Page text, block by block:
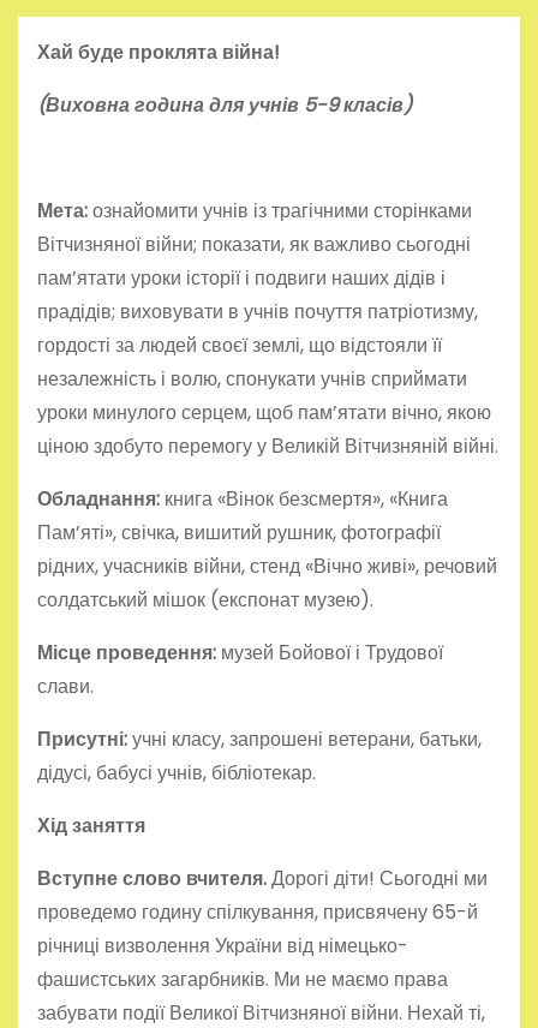
Хай буде проклята війна!
(Виховна година для учнів 5-9 класів)
Мета:ознайомити учнів із трагічними сторінками
Вітчизняної війни; показати, як важливо сьогодні
пам’ятати уроки історії і подвиги наших дідів і
прадідів; виховувати в учнів почуття патріотизму,
гордості за людей своєї землі, що відстояли її
незалежність і волю, спонукати учнів сприймати
уроки минулого серцем, щоб пам’ятати вічно, якою
ціною здобуто перемогу у Великій Вітчизняній війні.
Обладнання: книга «Вінок безсмертя», «Книга
Пам’яті», свічка, вишитий рушник, фотографії
рідних, учасників війни, стенд «Вічно живі», речовий
солдатський мішок (експонат музею).
Місце проведення: музей Бойової і Трудової
слави.
Присутні:учні класу, запрошені ветерани, батьки,
дідусі, бабусі учнів, бібліотекар.
Хід заняття
Вступне слово вчителя.Дорогі діти! Сьогодні ми
проведемо годину спілкування, присвячену 65-й
річниці визволення України від німецько-
фашистських загарбників. Ми не маємо права
забувати події Великої Вітчизняної війни. Нехай ті,